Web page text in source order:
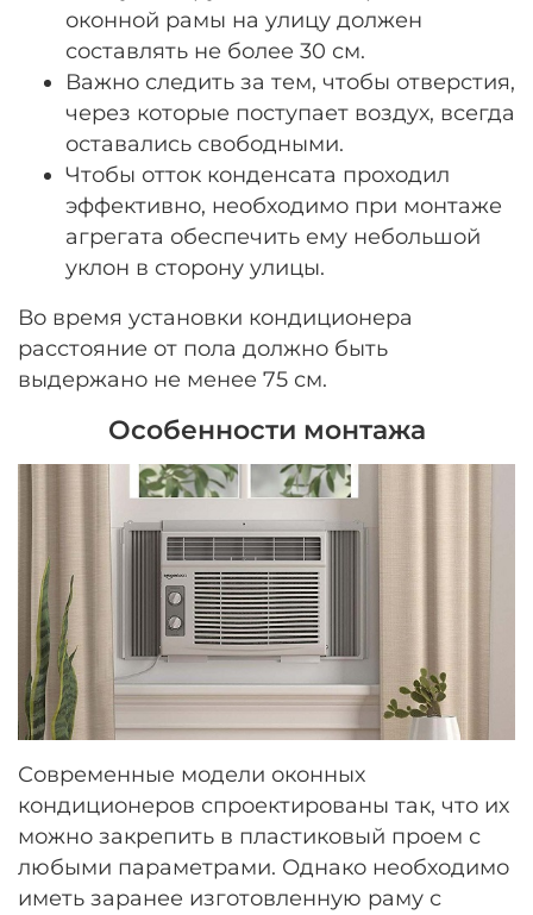
оконной рамы на улицу должен
составлять не более 30 см.
Важно следить за тем, чтобы отверстия,
через которые поступает воздух, всегда
оставались свободными.
Чтобы отток конденсата проходил
эффективно, необходимо при монтаже
агрегата обеспечить ему небольшой
уклон в сторону улицы.
Во время установки кондиционера
расстояние от пола должно быть
выдержано не менее 75 см.
Особенности монтажа
Современные модели оконных
кондиционеров спроектированы так, что их
можно закрепить в пластиковый проем с
любыми параметрами. Однако необходимо
иметь заранее изготовленную раму с